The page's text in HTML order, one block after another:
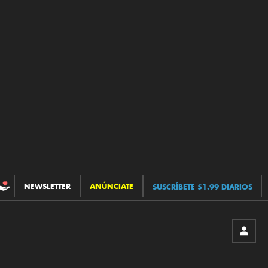
CONTRIBUCIONES
NEWSLETTER ANÚNCIATE SUSCRÍBETE $1.99 DIARIOS